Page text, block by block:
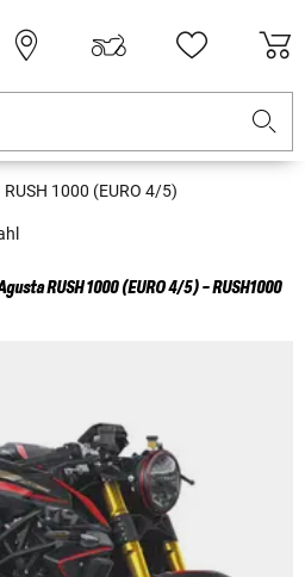
RUSH 1000 (EURO 4/5)
RUSH 1000 (EURO 4/5) - RUSH1000